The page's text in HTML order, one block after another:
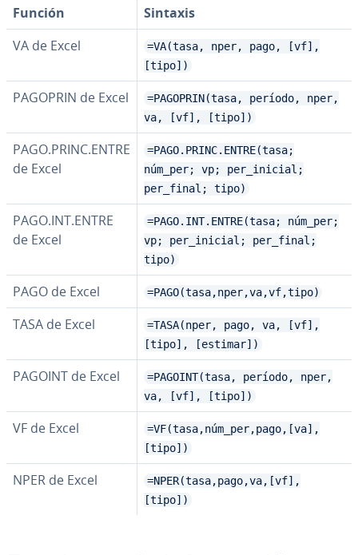
Función
Sintaxis
VA de Excel
=VA(tasa, nper, pago, [vf],
[tipo])
PAGOPRIN de Excel
=PAGOPRIN(tasa, período, nper,
va, [vf], [tipo])
PAGO.PRINC.ENTRE
de Excel
=PAGO.PRINC.ENTRE(tasa;
núm_per; vp; per_inicial;
per_final; tipo)
PAGO.INT.ENTRE
de Excel
=PAGO.INT.ENTRE(tasa; núm_per;
vp; per_inicial; per_final;
tipo)
PAGO de Excel =PAGO(tasa,nper,va,vf,tipo)
TASA de Excel
=TASA(nper, pago, va, [vf],
[tipo], [estimar])
PAGOINT de Excel
=PAGOINT(tasa, período, nper,
va, [vf], [tipo])
VF de Excel
=VF(tasa,núm_per,pago,[va],
[tipo])
NPER de Excel
=NPER(tasa,pago,va,[vf],
[tipo])